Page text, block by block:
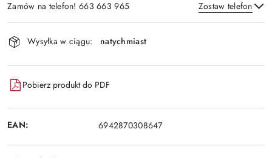
Zamów na telefon! 663 663 965 Zostaw telefon
Dostępność
i
dostawa
Wysyłka w ciągu: natychmiast
Pobierz produkt do PDF
EAN: 6942870308647